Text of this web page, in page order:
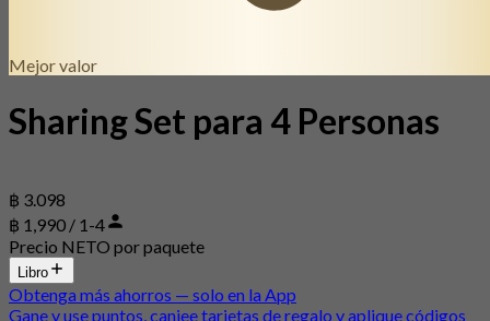
Mejor valor
Sharing Set para 4 Personas
฿ 3.098
฿ 1,990 / 1-4
Precio NETO por paquete
Libro
Obtenga más ahorros — solo en la App
Gane y use puntos, canjee tarjetas de regalo y aplique códigos